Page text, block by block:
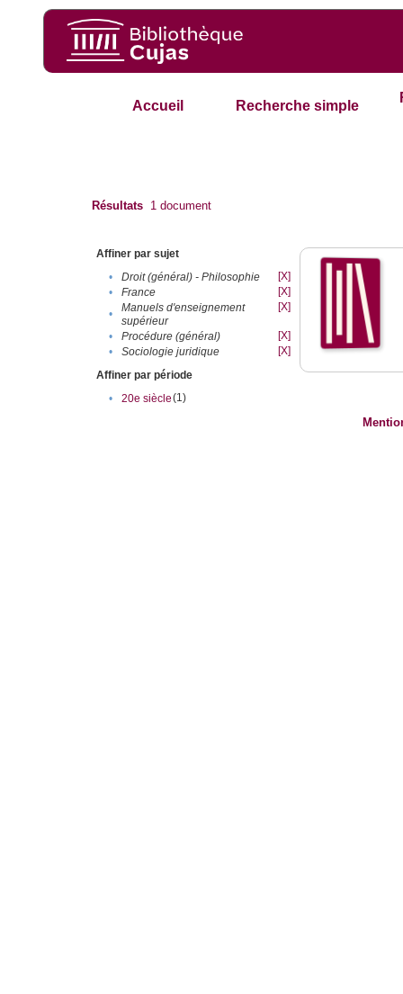
Accueil Recherche simple
Résultats 1 document
Affiner par sujet
•
Droit (général) - Philosophie
[X]
•
France
[X]
•
Manuels d'enseignement
supérieur
[X]
• Procédure (général)
[X]
•
Sociologie juridique
[X]
Affiner par période
•
20e siècle(1)